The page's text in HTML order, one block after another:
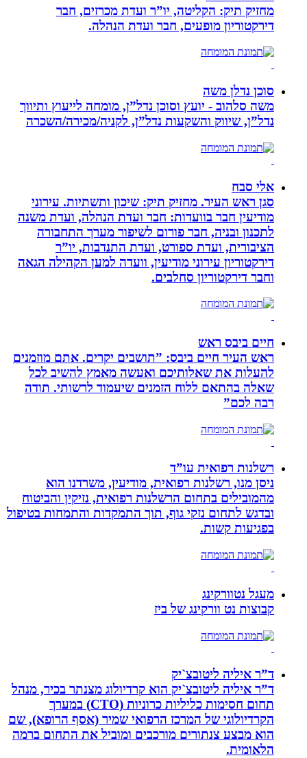
מחזיק תיק: הקליטה, יו”ר ועדת מכרזים, חבר
דירקטוריון מופעים, חבר ועדת הנהלה.
סוכן נדלן משה
משה סלהוב - יועץ וסוכן נדל”ן, מומחה לייעוץ ותיווך
נדל”ן, שיווק והשקעות נדל”ן, לקניה/מכירה/השכרה
אלי סבח
סגן ראש העיר. מחזיק תיק: שיכון ותשתיות. עירוני
מודיעין חבר בוועדות: חבר ועדת הנהלה, ועדת משנה
לתכנון ובניה, חבר פורום לשיפור מערך התחבורה
הציבורית, ועדת ספורט, ועדת התנדבות, יו”ר
דירקטוריון עירוני מודיעין, וועדה למען הקהילה הגאה
וחבר דירקטוריון סחלבים.
חיים ביבס ראש
ראש העיר חיים ביבס: ”תושבים יקרים. אתם מוזמנים
להעלות את שאלותיכם ואעשה מאמץ להשיב לכל
שאלה בהתאם ללוח הזמנים שיעמוד לרשותי. תודה
רבה לכם”
רשלנות רפואית עו”ד
ניסן מנו, רשלנות רפואית, מודיעין, משרדנו הוא
מהמובילים בתחום הרשלנות רפואית, נזיקין והביטוח
ובדגש לתחום נזקי גוף, תוך התמקדות והתמחות בטיפול
בפגיעות קשות.
מעגל נטוורקינג
קבוצות נט וורקינג של ביז
ד”ר איליה ליטובצ`יק
ד”ר איליה ליטובצ`יק הוא קרדיולוג מצנתר בכיר, מנהל
תחום חסימות כליליות כרוניות (CTO) במערך
הקרדיולוגי של המרכז הרפואי שמיר (אסף הרופא), שם
הוא מבצע צנתורים מורכבים ומוביל את התחום ברמה
הלאומית.